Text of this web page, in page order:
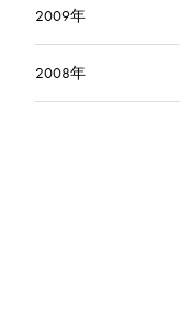
2009年
2008年